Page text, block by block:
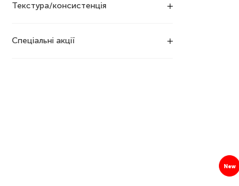
Текстура/консистенція
Спеціальні акції
New